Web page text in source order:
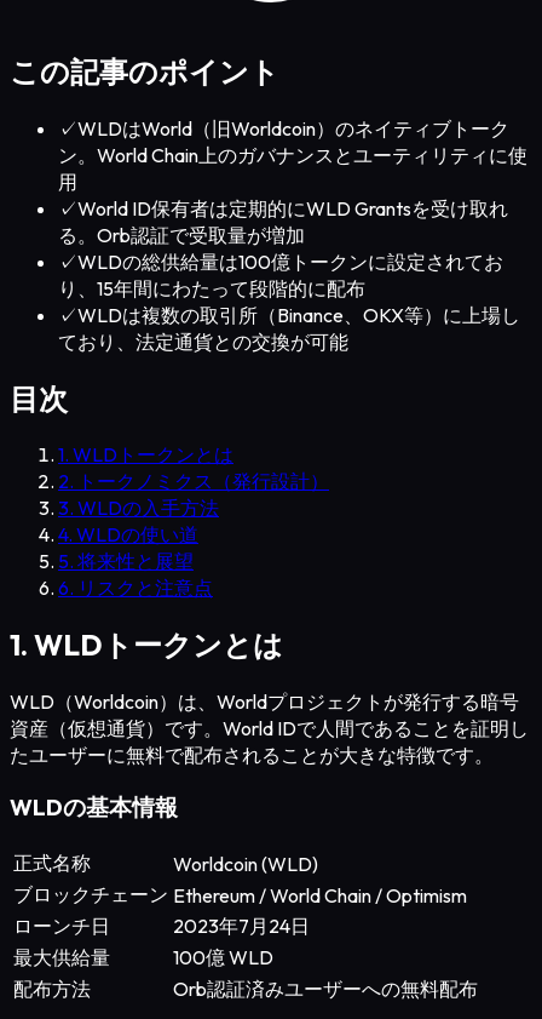
この記事のポイント
✓WLDはWorld（旧Worldcoin）のネイティブトーク
ン。World Chain上のガバナンスとユーティリティに使
用
✓World ID保有者は定期的にWLD Grantsを受け取れ
る。Orb認証で受取量が増加
✓WLDの総供給量は100億トークンに設定されてお
り、15年間にわたって段階的に配布
✓WLDは複数の取引所（Binance、OKX等）に上場し
ており、法定通貨との交換が可能
目次
1. WLDトークンとは
2. トークノミクス（発行設計）
3. WLDの入手方法
4. WLDの使い道
5. 将来性と展望
6. リスクと注意点
1. WLDトークンとは
WLD（Worldcoin）は、Worldプロジェクトが発行する暗号
資産（仮想通貨）です。World IDで人間であることを証明し
たユーザーに無料で配布されることが大きな特徴です。
WLDの基本情報
正式名称
Worldcoin (WLD)
ブロックチェーン Ethereum / World Chain / Optimism
ローンチ日
2023年7月24日
最大供給量
100億 WLD
配布方法
Orb認証済みユーザーへの無料配布